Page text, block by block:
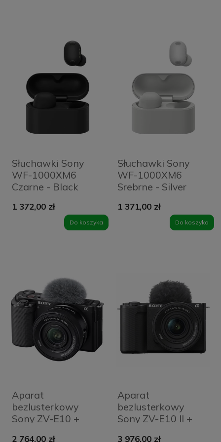
Słuchawki Sony
WF-1000XM6
Czarne - Black
1 372,00 zł
Do koszyka
Słuchawki Sony
WF-1000XM6
Srebrne - Silver
1 371,00 zł
Do koszyka
Aparat
bezlusterkowy
Sony ZV-E10 +
2 764,00 zł
Aparat
bezlusterkowy
Sony ZV-E10 II +
3 976,00 zł